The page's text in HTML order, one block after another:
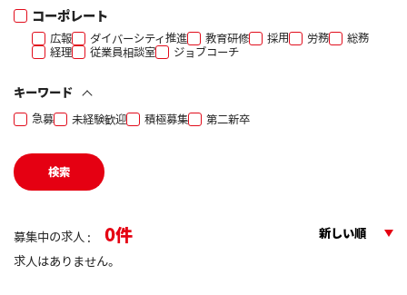
コーポレート
広報 ダイバーシティ推進 教育研修 採用 労務
総務
経理
従業員相談室 ジョブコーチ
キーワード
急募 未経験歓迎 積極募集 第二新卒
検索
募集中の求人 : 0 新しい順
求人はありません。